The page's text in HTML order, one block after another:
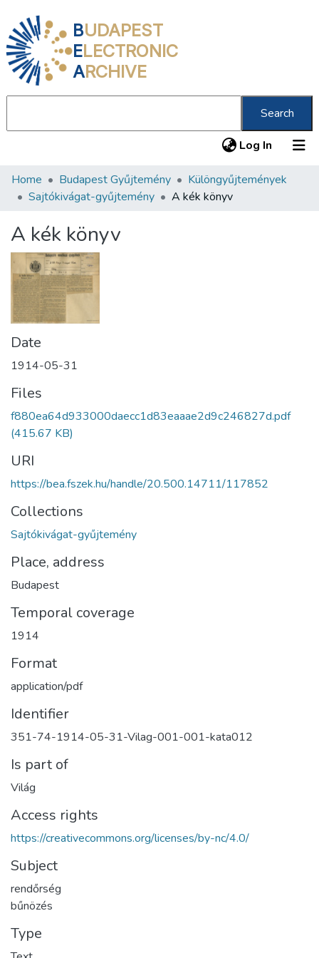
BUDAPEST
ELECTRONIC
ARCHIVE
Search
Log In (current)
Communities & Collections
Statistics
About us
Home Budapest Gyűjtemény
Különgyűjtemények
Sajtókivágat-gyűjtemény
A kék könyv
A kék könyv
Date
1914-05-31
Files
f880ea64d933000daecc1d83eaaae2d9c246827d.pdf
(415.67 KB)
URI
https://bea.fszek.hu/handle/20.500.14711/117852
Collections
Sajtókivágat-gyűjtemény
Place, address
Budapest
Temporal coverage
1914
Format
application/pdf
Identifier
351-74-1914-05-31-Vilag-001-001-kata012
Is part of
Világ
Access rights
https://creativecommons.org/licenses/by-nc/4.0/
Subject
rendőrség
bűnözés
Type